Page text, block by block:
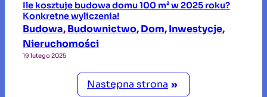
Ile kosztuje budowa domu 100 m² w 2025 roku?
Konkretne wyliczenia!
Budowa, Budownictwo, Dom, Inwestycje
Nieruchomości
19 lutego 2025
Następna strona »